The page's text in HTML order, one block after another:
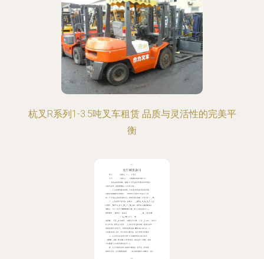
杭叉R系列1-3.5吨叉车租赁 品质与灵活性的完美平
衡